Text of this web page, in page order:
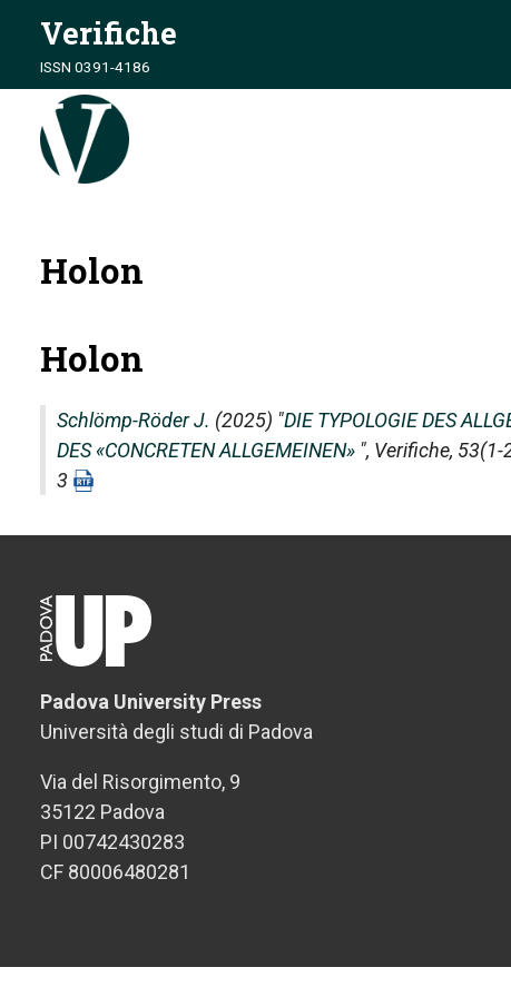
Verifiche
ISSN 0391-4186
Holon
Holon
Schlömp-Röder J. (2025) "DIE TYPOLOGIE DES
DES «CONCRETEN ALLGEMEINEN» ", Verifiche, 53(1-
3
Padova University Press
Università degli studi di Padova
Via del Risorgimento, 9
35122 Padova
PI 00742430283
CF 80006480281